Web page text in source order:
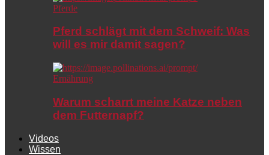
Pferde
Pferd schlägt mit dem Schweif: Was
will es mir damit sagen?
Ernährung
Warum scharrt meine Katze neben
dem Futternapf?
Videos
Wissen